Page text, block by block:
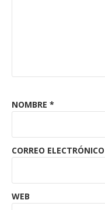
NOMBRE *
CORREO ELECTRÓNICO
WEB